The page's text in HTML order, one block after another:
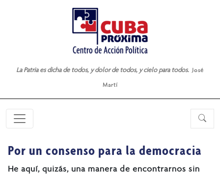
La Patria es dicha de todos, y dolor de todos, y cielo para todos. José
Martí
Por un consenso para la democracia
He aquí, quizás, una manera de encontrarnos sin